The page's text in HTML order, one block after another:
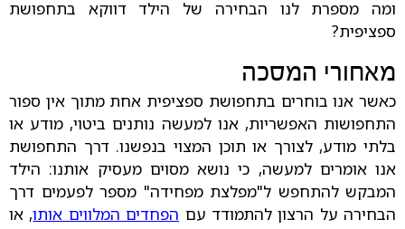
ומה מספרת לנו הבחירה של הילד דווקא בתחפושת
ספציפית?
מאחורי המסכה
כאשר אנו בוחרים בתחפושת ספציפית אחת מתוך אין ספור
התחפושות האפשריות, אנו למעשה נותנים ביטוי, מודע או
בלתי מודע, לצורך או תוכן המצוי בנפשנו. דרך התחפושת
אנו אומרים למעשה, כי נושא מסוים מעסיק אותנו: הילד
המבקש להתחפש ל"מפלצת מפחידה" מספר לפעמים דרך
הבחירה על הרצון להתמודד עם הפחדים המלווים אותו, או